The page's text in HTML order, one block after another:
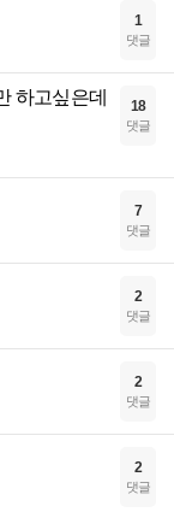
1
댓글
하고싶은데
18
댓글
7
댓글
2
댓글
2
댓글
2
댓글